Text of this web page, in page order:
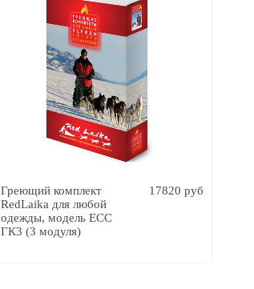
Греющий комплект
RedLaika для любой
одежды, модель ЕСС
ГК3 (3 модуля)
17820 руб